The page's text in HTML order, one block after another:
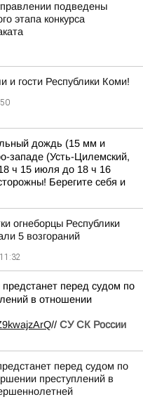
подведены
этапа конкурса
и гости Республики Коми!
дождь (15 мм и
западе (Усть-Цилемский,
ч 15 июля до 18 ч 16
Берегите себя и
огнеборцы Республики
5 возгораний
перед судом по
в отношении
// СУ СК России
перед судом по
преступлений в